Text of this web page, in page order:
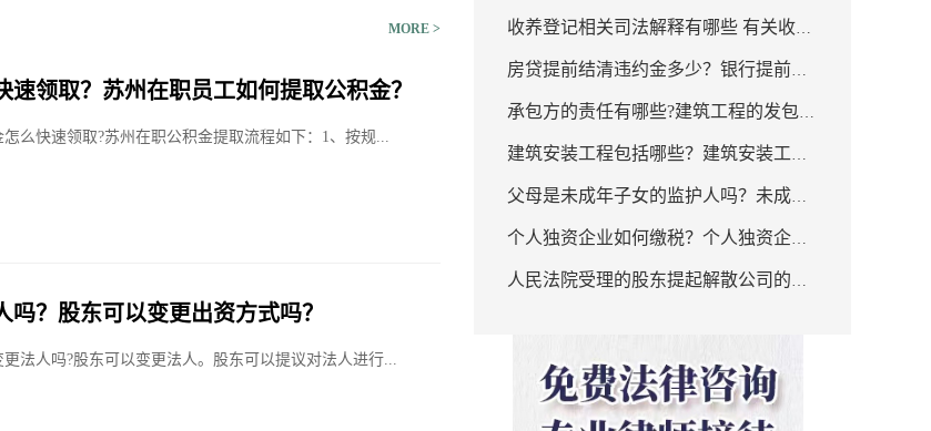
MORE >
速领取？苏州在职员工如何提取公积金？
么快速领取?苏州在职公积金提取流程如下：1、按规...
吗？股东可以变更出资方式吗？
法人吗?股东可以变更法人。股东可以提议对法人进行...
些？
申请劳动仲裁？
收养登记相关司法解释有哪些 有关收养
的相关规定有哪些
房贷提前结清违约金多少？银行提前还
款的流程是什么？
承包方的责任有哪些?建筑工程的发包与
承包的原则是什么？
建筑安装工程包括哪些？建筑安装工程
费按照费用构成要素划分都有哪些费
用？
父母是未成年子女的监护人吗？未成年
人的父母已经死亡由哪些有监护能力的
人按顺序担任监护人？
个人独资企业如何缴税？个人独资企业
是法人吗？
人民法院受理的股东提起解散公司的诉